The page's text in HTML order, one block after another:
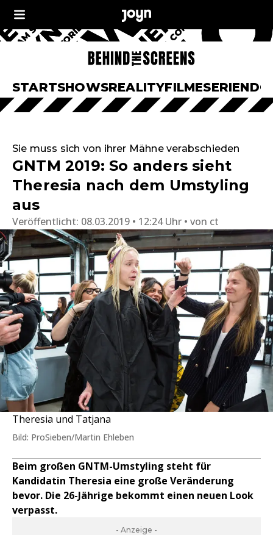
STARTSHOWSREALITYFILMESERIEN
Sie muss sich von ihrer Mähne verabschieden
GNTM 2019: So anders sieht
Theresia nach dem Umstyling
aus
Veröffentlicht: 08.03.2019 • 12:24 Uhr von ct
Theresia und Tatjana
Bild: ProSieben/Martin Ehleben
Beim großen GNTM-Umstyling steht für
Kandidatin Theresia eine große Veränderung
bevor. Die 26-Jährige bekommt einen neuen Look
verpasst.
- Anzeige -